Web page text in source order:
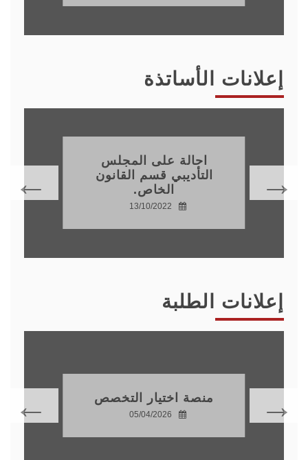
إعلانات الأساتذة
احالة على المجلس
التأديبي قسم القانون
الخاص.
13/10/2022
إعلانات الطلبة
منصة اختيار التخصص
05/04/2026